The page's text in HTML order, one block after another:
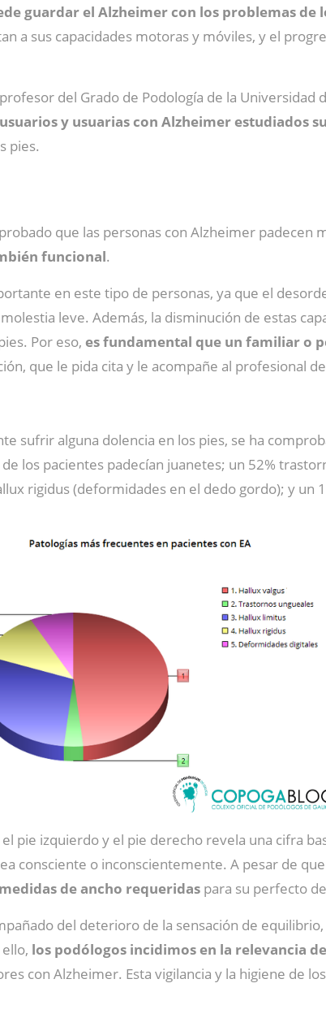
guardar el Alzheimer con los problemas de
a sus capacidades motoras y móviles, y el
del Grado de Podología de la
y usuarias con Alzheimer estudiados
pies.
que las personas con Alzheimer padecen
funcional.
en este tipo de personas, ya que el
leve. Además, la disminución de estas
Por eso, es fundamental que un familiar o
que le pida cita y le acompañe al profesional
sufrir alguna dolencia en los pies, se ha
de los pacientes padecían juanetes; un 52%
rigidus (deformidades en el dedo gordo); y un
pie izquierdo y el pie derecho revela una cifra
consciente o inconscientemente. A pesar de
de ancho requeridas para su perfecto
del deterioro de la sensación de
los podólogos incidimos en la relevancia
con Alzheimer. Esta vigilancia y la higiene de